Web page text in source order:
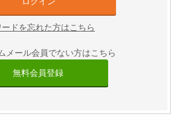
ドを忘れた方はこちら
メール会員でない方はこちら
無料会員登録